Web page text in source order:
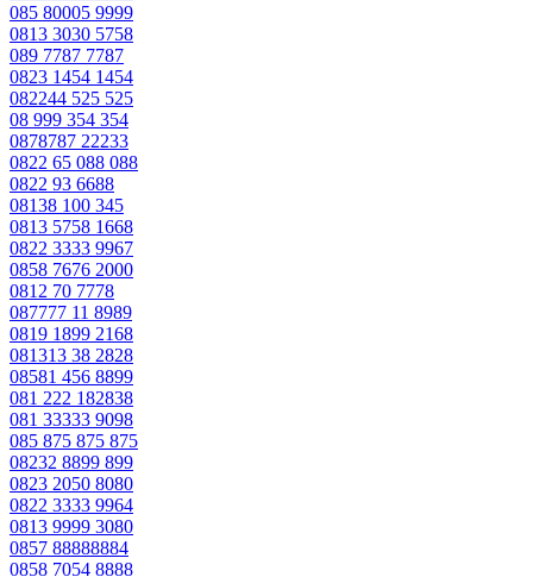
085 80005 9999
0813 3030 5758
089 7787 7787
0823 1454 1454
082244 525 525
08 999 354 354
0878787 22233
0822 65 088 088
0822 93 6688
08138 100 345
0813 5758 1668
0822 3333 9967
0858 7676 2000
0812 70 7778
087777 11 8989
0819 1899 2168
081313 38 2828
08581 456 8899
081 222 182838
081 33333 9098
085 875 875 875
08232 8899 899
0823 2050 8080
0822 3333 9964
0813 9999 3080
0857 88888884
0858 7054 8888